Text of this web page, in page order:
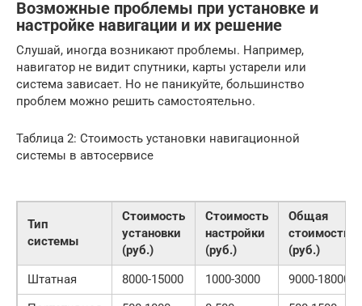
Возможные проблемы при установке и
настройке навигации и их решение
Слушай, иногда возникают проблемы. Например,
навигатор не видит спутники, карты устарели или
система зависает. Но не паникуйте, большинство
проблем можно решить самостоятельно.
Таблица 2: Стоимость установки навигационной
системы в автосервисе
Тип
системы
Стоимость
установки
(руб.)
Стоимость
настройки
(руб.)
Общая
стоимость
(руб.)
Штатная
8000-15000 1000-3000
9000-18000